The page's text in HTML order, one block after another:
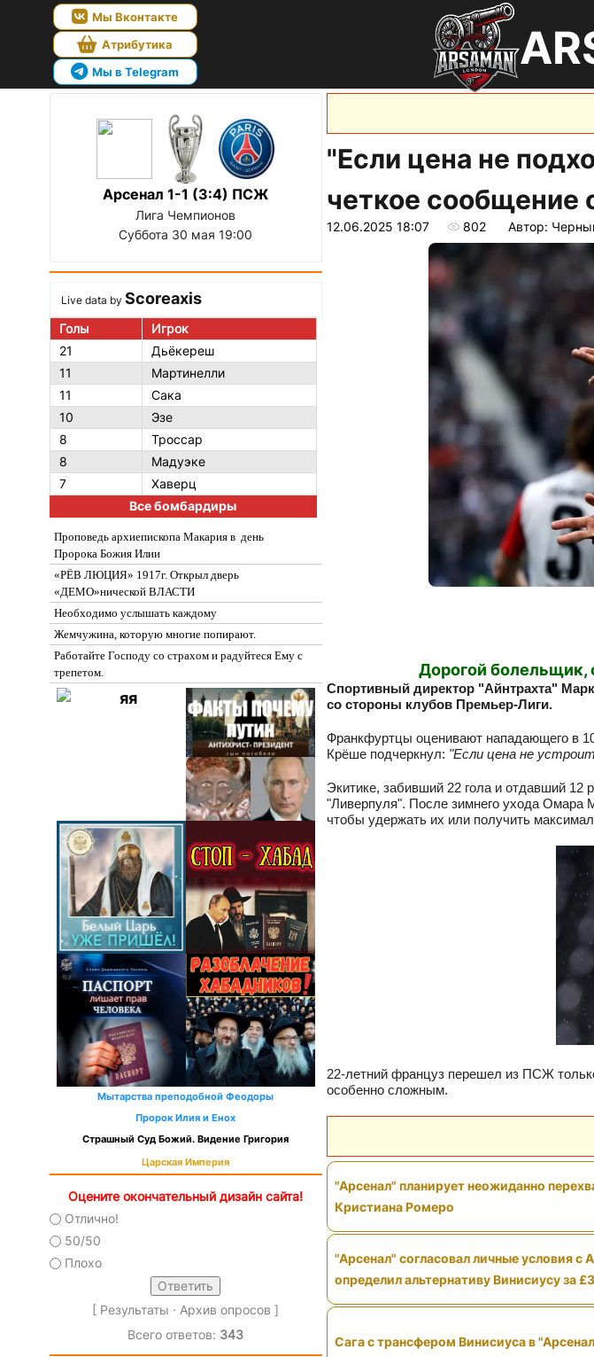
Мы Вконтакте
Атрибутика
Мы в Telegram
Арсенал 1-1 (3:4) ПСЖ
Лига Чемпионов
Суббота 30 мая 19:00
Live data by Scoreaxis
Голы
Игрок
21
Дьёкереш
11
Мартинелли
11
Сака
10
Эзе
8
Троссар
8
Мадуэке
7
Хаверц
Все бомбардиры
Проповедь архиепископа Макария в день
Пророка Божия Илии
«РЁВ ЛЮЦИЯ» 1917г. Открыл дверь
«ДЕМО»нической ВЛАСТИ
Необходимо услышать каждому
Жемчужина, которую многие попирают.
Работайте Господу со страхом и радуйтеся Ему с
трепетом.
Мытарства преподобной Феодоры
Пророк Илия и Енох
Страшный Суд Божий. Видение Григория
Царская Империя
Оцените окончательный дизайн сайта!
Отлично!
50/50
Плохо
[ Результаты · Архив опросов ]
Всего ответов: 343
"Если цена не
четкое сообщение
12.06.2025 18:07 802 Автор:
Дорогой болельщик,
Спортивный директор "Айнтрахта"
со стороны клубов Премьер-Лиги.
Франкфуртцы оценивают нападающего в
Крёше подчеркнул: "Если цена не
Экитике, забивший 22 гола и отдавший 12
"Ливерпуля". После зимнего ухода Омара
чтобы удержать их или получить
22-летний француз перешел из ПСЖ
особенно сложным.
"Арсенал" планирует неожиданно
Кристиана Ромеро
"Арсенал" согласовал личные условия с
определил альтернативу Винисиусу за
Сага с трансфером Винисиуса в